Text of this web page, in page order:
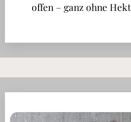
offen – ganz ohne